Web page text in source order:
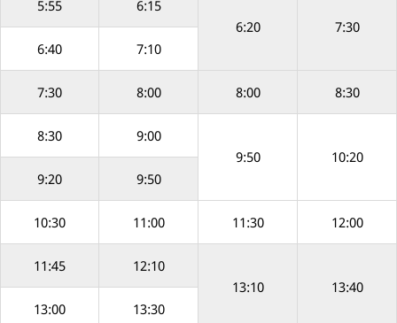
5:55
6:15
6:20
7:30
6:40
7:10
7:30 8:00 8:00 8:30
8:30
9:00
9:50
10:20
9:20
9:50
10:30 11:00 11:30 12:00
11:45
12:10
13:10
13:40
13:00
13:30